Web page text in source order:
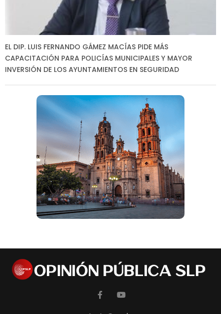
EL DIP. LUIS FERNANDO GÁMEZ MACÍAS PIDE MÁS
CAPACITACIÓN PARA POLICÍAS MUNICIPALES Y MAYOR
INVERSIÓN DE LOS AYUNTAMIENTOS EN SEGURIDAD